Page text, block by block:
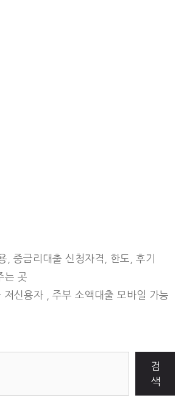
,중금리대출 신청자격 한도 ,후기
는 곳
저신용자 , 주부 소액대출 모바일 가능
검
색